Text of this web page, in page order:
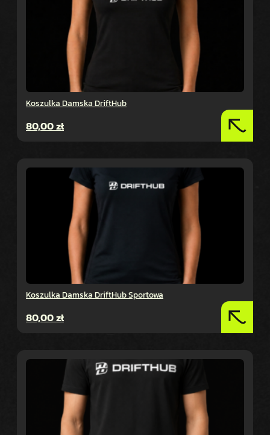
Koszulka Damska DriftHub
80,00zł
Koszulka Damska DriftHub Sportowa
80,00zł